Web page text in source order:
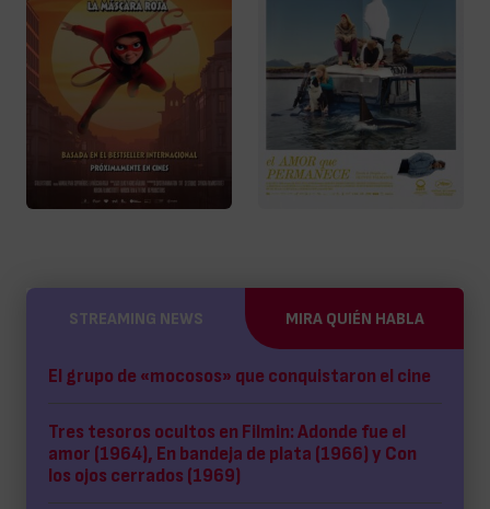
STREAMING NEWS MIRA QUIÉN HABLA
El grupo de «mocosos» que conquistaron el cine
Tres tesoros ocultos en Filmin: Adonde fue el
amor (1964), En bandeja de plata (1966) y Con
los ojos cerrados (1969)